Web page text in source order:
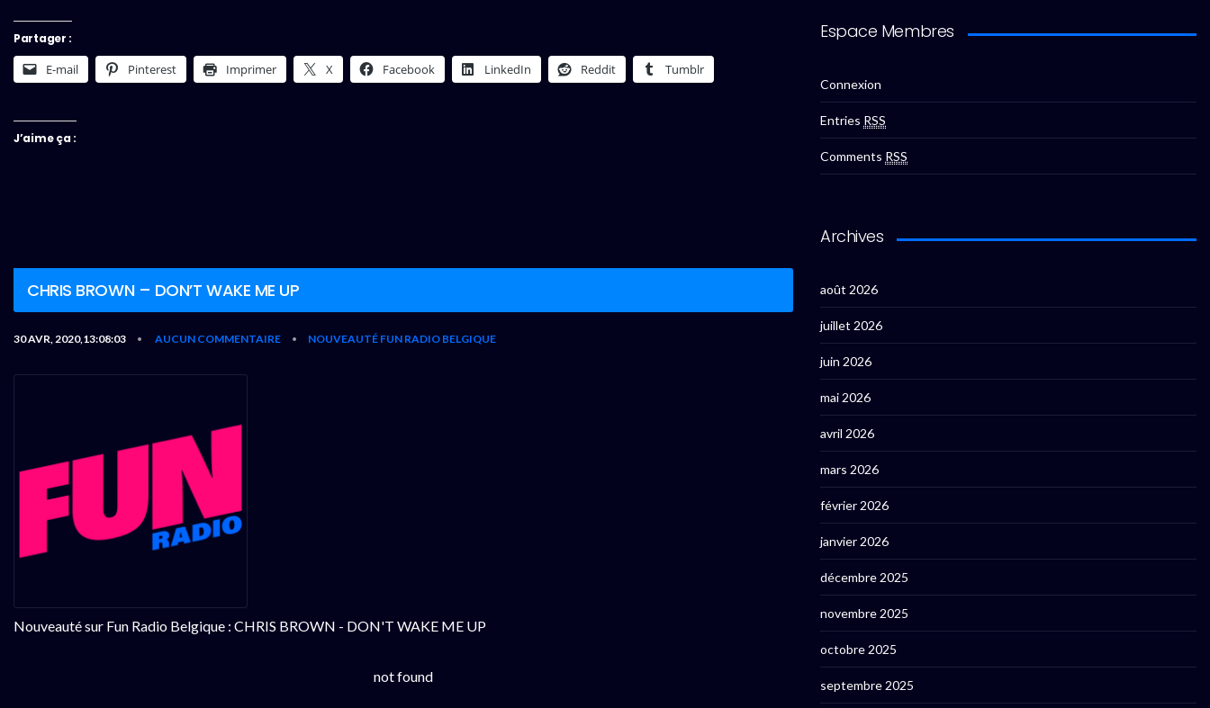
Partager :
E-mail Pinterest Imprimer X Facebook LinkedIn Reddit Tumblr
J’aime ça :
CHRIS BROWN – DON’T WAKE ME UP
30 AVR, 2020,13:08:03 • AUCUN COMMENTAIRE • NOUVEAUTÉ FUN RADIO BELGIQUE
Nouveauté sur Fun Radio Belgique : CHRIS BROWN - DON'T WAKE ME UP
not found
Espace Membres
Connexion
Entries RSS
Comments RSS
Archives
août 2026
juillet 2026
juin 2026
mai 2026
avril 2026
mars 2026
février 2026
janvier 2026
décembre 2025
novembre 2025
octobre 2025
septembre 2025